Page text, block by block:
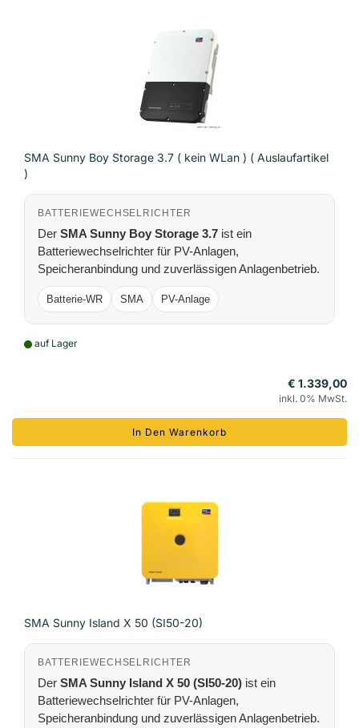
SMA Sunny Boy Storage 3.7 ( kein WLan ) ( Auslaufartikel
)
BATTERIEWECHSELRICHTER
Der SMA Sunny Boy Storage 3.7 ist ein
Batteriewechselrichter für PV-Anlagen,
Speicheranbindung und zuverlässigen Anlagenbetrieb.
Batterie-WR SMA PV-Anlage
auf Lager
€ 1.339,00
inkl. 0% MwSt.
In Den Warenkorb
SMA Sunny Island X 50 (SI50-20)
BATTERIEWECHSELRICHTER
Der SMA Sunny Island X 50 (SI50-20) ist ein
Batteriewechselrichter für PV-Anlagen,
Speicheranbindung und zuverlässigen Anlagenbetrieb.